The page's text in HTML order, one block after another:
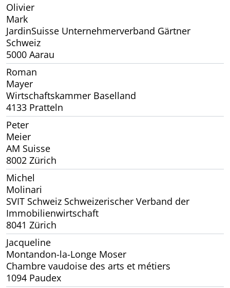
Olivier
Mark
JardinSuisse Unternehmerverband Gärtner
Schweiz
5000 Aarau
Roman
Mayer
Wirtschaftskammer Baselland
4133 Pratteln
Peter
Meier
AM Suisse
8002 Zürich
Michel
Molinari
SVIT Schweiz Schweizerischer Verband der
Immobilienwirtschaft
8041 Zürich
Jacqueline
Montandon-la-Longe Moser
Chambre vaudoise des arts et métiers
1094 Paudex